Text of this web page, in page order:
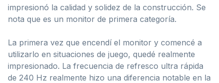
impresionó la calidad y solidez de la construcción. Se
nota que es un monitor de primera categoría.
La primera vez que encendí el monitor y comencé a
utilizarlo en situaciones de juego, quedé realmente
impresionado. La frecuencia de refresco ultra rápida
de 240 Hz realmente hizo una diferencia notable en la